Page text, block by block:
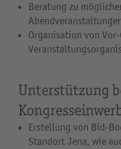
Beratung zu
Organisation von
Unterstützung
Erstellung von Bid-
Standort Jena, wie